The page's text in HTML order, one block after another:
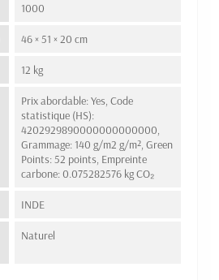
1000
46 × 51 × 20 cm
12 kg
Prix abordable: Yes, Code
statistique (HS):
4202929890000000000000,
Grammage: 140 g/m2 g/m², Green
Points: 52 points, Empreinte
carbone: 0.075282576 kg CO₂
INDE
Naturel